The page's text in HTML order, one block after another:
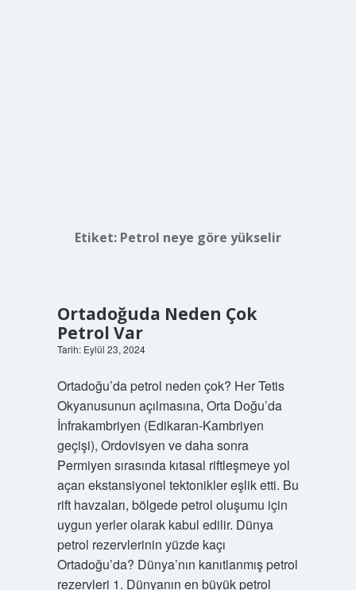
Etiket: Petrol neye göre yükselir
Ortadoğuda Neden Çok
Petrol Var
Tarih: Eylül 23, 2024
Ortadoğu’da petrol neden çok? Her Tetis
Okyanusunun açılmasına, Orta Doğu’da
İnfrakambriyen (Edikaran-Kambriyen
geçişi), Ordovisyen ve daha sonra
Permiyen sırasında kıtasal riftleşmeye yol
açan ekstansiyonel tektonikler eşlik etti. Bu
rift havzaları, bölgede petrol oluşumu için
uygun yerler olarak kabul edilir. Dünya
petrol rezervlerinin yüzde kaçı
Ortadoğu’da? Dünya’nın kanıtlanmış petrol
rezervleri 1. Dünyanın en büyük petrol